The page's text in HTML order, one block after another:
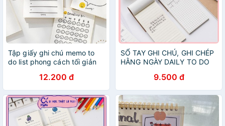
Tập giấy ghi chú memo to
do list phong cách tối giản
12.200 đ
SỔ TAY GHI CHÚ, GHI CHÉP
HẰNG NGÀY DAILY TO DO
9.500 đ